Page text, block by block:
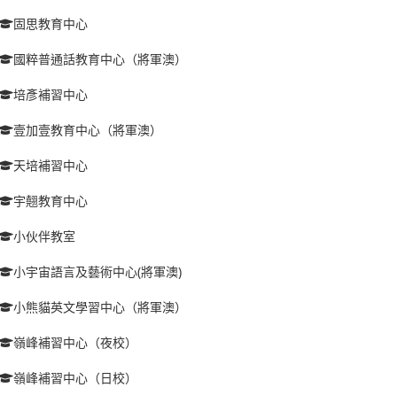
固思教育中心
國粹普通話教育中心（將軍澳）
培彥補習中心
壹加壹教育中心（將軍澳）
天培補習中心
宇翹教育中心
小伙伴教室
小宇宙語言及藝術中心(將軍澳)
小熊貓英文學習中心（將軍澳）
嶺峰補習中心（夜校）
嶺峰補習中心（日校）